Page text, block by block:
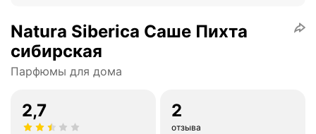
Natura Siberica Саше Пихта
сибирская
Парфюмы для дома
2,7 2
отзыва